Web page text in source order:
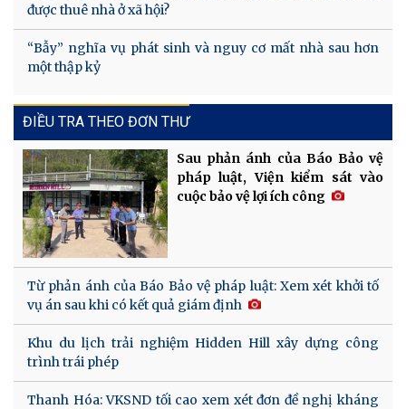
được thuê nhà ở xã hội?
“Bẫy” nghĩa vụ phát sinh và nguy cơ mất nhà sau hơn
một thập kỷ
ĐIỀU TRA THEO ĐƠN THƯ
Sau phản ánh của Báo Bảo vệ
pháp luật, Viện kiểm sát vào
cuộc bảo vệ lợi ích công
Từ phản ánh của Báo Bảo vệ pháp luật: Xem xét khởi tố
vụ án sau khi có kết quả giám định
Khu du lịch trải nghiệm Hidden Hill xây dựng công
trình trái phép
Thanh Hóa: VKSND tối cao xem xét đơn đề nghị kháng